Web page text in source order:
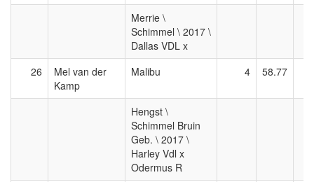
Merrie \
Schimmel \ 2017 \
Dallas VDL x
26
Mel van der
Kamp
Malibu 4 58.77
Hengst \
Schimmel Bruin
Geb. \ 2017 \
Harley Vdl x
Odermus R